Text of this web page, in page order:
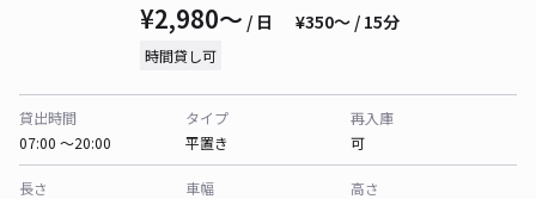
¥2,980〜 / 日 ¥350〜 / 15分
時間貸し可
貸出時間
07:00 〜20:00
タイプ
平置き
再入庫
可
長さ
車幅
高さ